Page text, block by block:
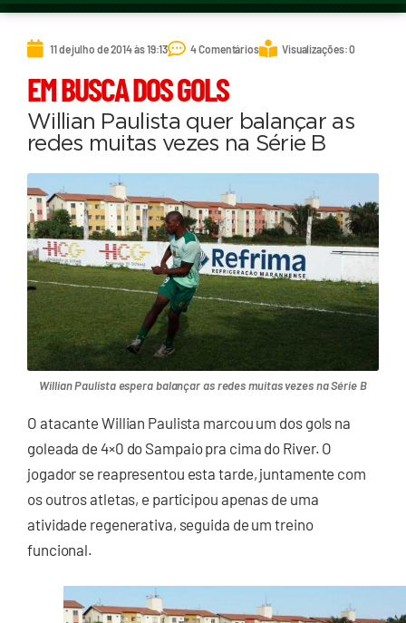
11 de julho de 2014 às 19:13 4 Comentários Visualizações: 0
EM BUSCA DOS GOLS
Willian Paulista quer balançar as
redes muitas vezes na Série B
Willian Paulista espera balançar as redes muitas vezes na Série B
O atacante Willian Paulista marcou um dos gols na
goleada de 4×0 do Sampaio pra cima do River. O
jogador se reapresentou esta tarde, juntamente com
os outros atletas, e participou apenas de uma
atividade regenerativa, seguida de um treino
funcional.